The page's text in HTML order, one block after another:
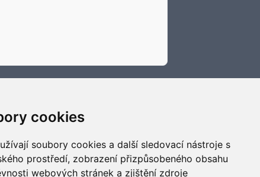
cookies
soubory cookies a další sledovací nástroje s
prostředí, zobrazení přizpůsobeného obsahu
webových stránek a zjištění zdroje